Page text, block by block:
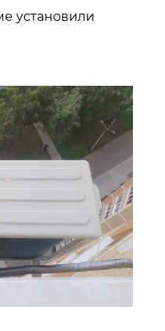
установили